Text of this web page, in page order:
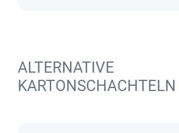
ALTERNATIVE
KARTONSCHACHTELN